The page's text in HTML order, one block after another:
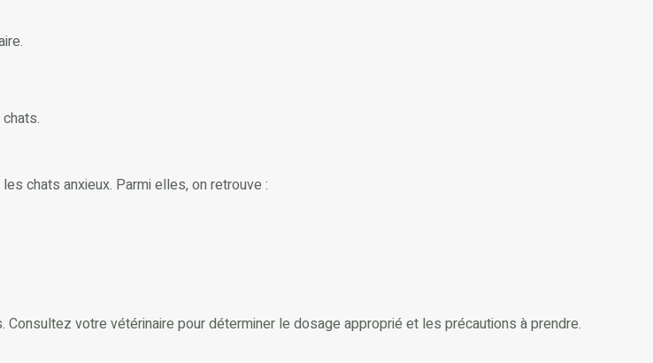
chats anxieux. Parmi elles, on retrouve :
votre vétérinaire pour déterminer le dosage approprié et les précautions à prendre.